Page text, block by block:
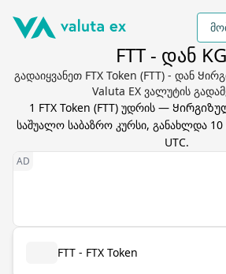
FTT - დან
გადაიყვანეთ FTX Token (FTT) - დან
Valuta EX ვალუტის
1 FTX Token (FTT) უდრის —
საშუალო საბაზრო კურსი, განახლდა
UTC.
FTT - FTX Token